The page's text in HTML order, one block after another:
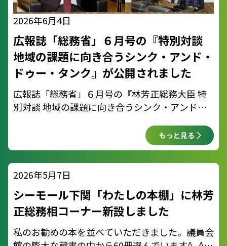
2026年6月4日
広報誌「総務省」６月号の『特別対談
地域の課題に向き合うシンク・アンド・
ドゥー・タンク』が公開されました
広報誌「総務省」６月号の『林芳正総務大臣 特
別対談 地域の課題に向き合うシンク・アンド・
もっと見る
2026年5月7日
シーモール下関「わたしの本棚」に林芳
正総務相コーナー新設しました
私のお勧めの本を並べていただきました。議員会